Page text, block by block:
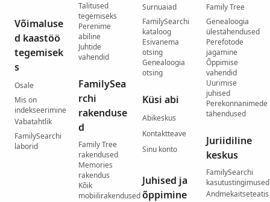
Võimaluse
d kaastöö
tegemisek
s
Osale
Mis on
indekseerimine
Vabatahtlik
FamilySearchi
laborid
Talitused
tegemiseks
Perenime
abiline
Juhtide
vahendid
FamilySea
rchi
rakenduse
d
Family Tree
rakendused
Memories
rakendus
Kõik
mobiilirakendused
Surnuaiad
FamilySearchi
kataloog
Esivanema
otsing
Genealoogia
otsing
Küsi abi
Abikeskus
Kontaktteave
Sinu konto
Juhised ja
õppimine
Family Tree
Genealoogia
ülestähendused
Perefotode
jagamine
Õppimise
vahendid
Uurimise
juhised
Perekonnanimede
tähendused
Juriidiline
keskus
FamilySearchi
kasutustingimused
Andmekaitseteatis